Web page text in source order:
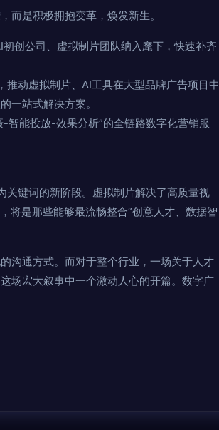
而是积极拥抱变革，焕发新生。
创公司、虚拟制片团队纳入麾下，快速补齐
推动虚拟制片、AI工具在大型品牌广告项目中
一站式解决方案。
智能投放-效果分析”的全链路数字化营销服
关键词的新阶段。虚拟制片解决了高质量视
将是那些能够最流畅整合“创意人才、数据智
沟通方式。而对于整个行业，一场关于人才
场宏大叙事中一个激动人心的开篇。数字广